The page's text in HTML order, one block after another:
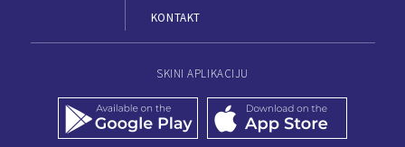
KONTAKT
SKINI APLIKACIJU